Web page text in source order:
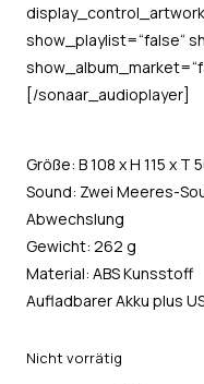
show_playlist=“false“
[/sonaar_audioplayer]
Größe: B 108 x H 115 x T
Sound: Zwei Meeres-
Abwechslung
Gewicht: 262 g
Material: ABS Kunsstoff
Aufladbarer Akku plus
Nicht vorrätig